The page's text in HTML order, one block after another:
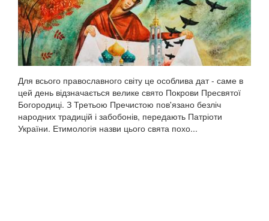
Для всього православного світу це особлива дат - саме в
цей день відзначається велике свято Покрови Пресвятої
Богородиці. З Третьою Пречистою пов'язано безліч
народних традицій і забобонів, передають Патріоти
України. Етимологія назви цього свята похо...